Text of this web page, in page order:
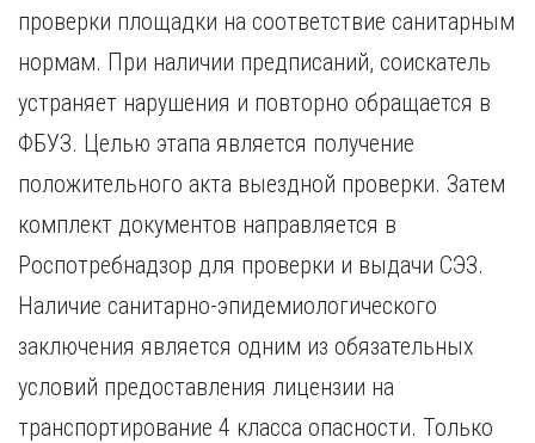
проверки площадки на соответствие санитарным
нормам. При наличии предписаний, соискатель
устраняет нарушения и повторно обращается в
ФБУЗ. Целью этапа является получение
положительного акта выездной проверки. Затем
комплект документов направляется в
Роспотребнадзор для проверки и выдачи СЭЗ.
Наличие санитарно-эпидемиологического
заключения является одним из обязательных
условий предоставления лицензии на
транспортирование 4 класса опасности. Только